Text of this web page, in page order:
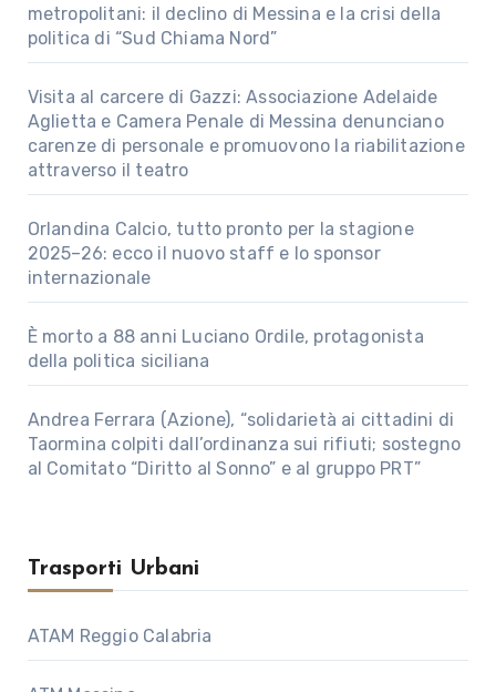
metropolitani: il declino di Messina e la crisi della
politica di “Sud Chiama Nord”
Visita al carcere di Gazzi: Associazione Adelaide
Aglietta e Camera Penale di Messina denunciano
carenze di personale e promuovono la riabilitazione
attraverso il teatro
Orlandina Calcio, tutto pronto per la stagione
2025–26: ecco il nuovo staff e lo sponsor
internazionale
È morto a 88 anni Luciano Ordile, protagonista
della politica siciliana
Andrea Ferrara (Azione), “solidarietà ai cittadini di
Taormina colpiti dall’ordinanza sui rifiuti; sostegno
al Comitato “Diritto al Sonno” e al gruppo PRT”
Trasporti Urbani
ATAM Reggio Calabria